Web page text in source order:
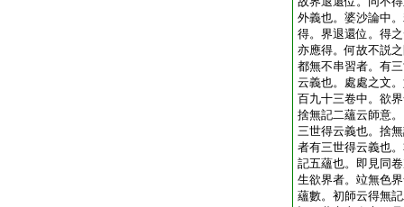
外義也。婆沙論中
得。界退還位。得
亦應得。何故不説
都無不串習者。有
云義也。處處之文
百九十三卷中。欲
捨無記二蘊云師意
三世得云義也。捨
者有三世得云義也
記五蘊也。即見同
生欲界者。竝無色
蘊數。初師云得無